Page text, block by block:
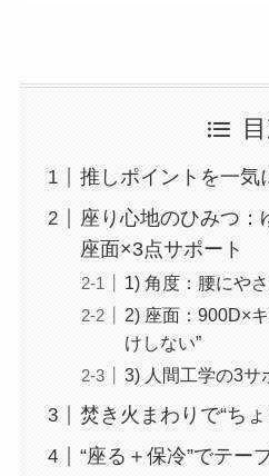
推しポイントを一気
座り心地のひみつ：
座面×3点サポート
1) 角度：腰にや
2) 座面：900D×
けしない”
3) 人間工学の3サ
焚き火まわりで“ち
“座る＋保冷”でテー